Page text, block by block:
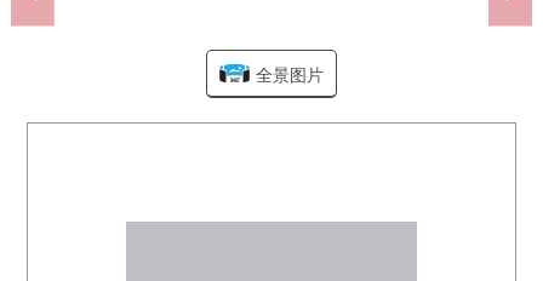
全景图片